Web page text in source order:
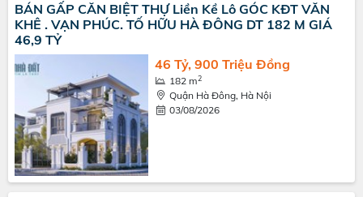
BÁN GẤP CĂN BIỆT THỰ Liền Kề Lô GÓC KĐT VĂN
KHÊ . VẠN PHÚC. TỐ HỮU HÀ ĐÔNG DT 182 M GIÁ
46,9 TỶ
46 Tỷ, 900 Triệu Đồng
182 m2
Quận Hà Đông, Hà Nội
03/08/2026